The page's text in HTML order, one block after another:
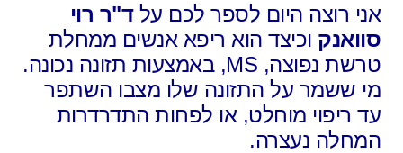
אני רוצה היום לספר לכם עלד"ר רוי
סוואנק וכיצד הוא ריפא אנשים ממחלת
טרשת נפוצה, MS, באמצעות תזונה נכונה.
מי ששמר על התזונה שלו מצבו השתפר
עד ריפוי מוחלט, או לפחות התדרדרות
המחלה נעצרה.